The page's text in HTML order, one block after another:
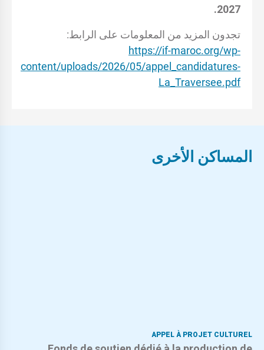
2027.
تجدون المزيد من المعلومات على الرابط:
https://if-maroc.org/wp-
content/uploads/2026/05/appel_candidatures-
La_Traversee.pdf
المساكن الأخرى
APPEL À PROJET CULTUREL